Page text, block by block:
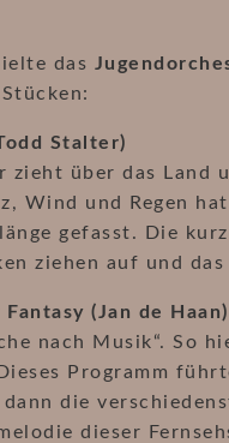
das
Stalter)
zieht über das Land
Wind und Regen
gefasst. Die
ziehen auf und
(Jan de Haan)
nach Musik“. So
Programm
dann die
dieser